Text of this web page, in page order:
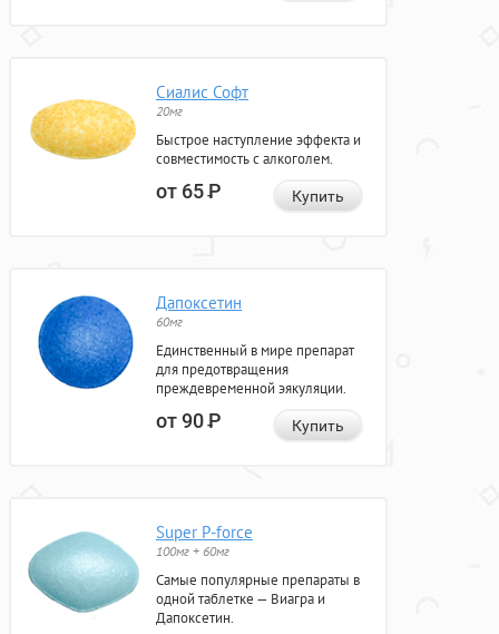
Сиалис Софт
20мг
Быстрое наступление эффекта и
совместимость с алкоголем.
от 65Р Купить
Дапоксетин
60мг
Единственный в мире препарат
для предотвращения
преждевременной эякуляции.
от 90Р Купить
Super P-force
100мг + 60мг
Самые популярные препараты в
одной таблетке — Виагра и
Дапоксетин.